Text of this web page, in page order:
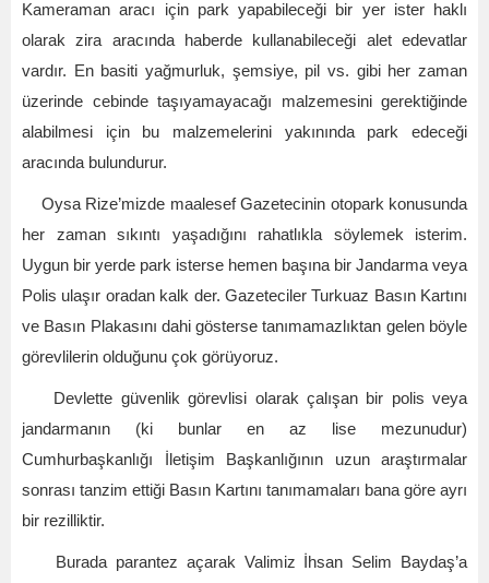
Kameraman aracı için park yapabileceği bir yer ister haklı
olarak zira aracında haberde kullanabileceği alet edevatlar
vardır. En basiti yağmurluk, şemsiye, pil vs. gibi her zaman
üzerinde cebinde taşıyamayacağı malzemesini gerektiğinde
alabilmesi için bu malzemelerini yakınında park edeceği
aracında bulundurur.
Oysa Rize’mizde maalesef Gazetecinin otopark konusunda
her zaman sıkıntı yaşadığını rahatlıkla söylemek isterim.
Uygun bir yerde park isterse hemen başına bir Jandarma veya
Polis ulaşır oradan kalk der. Gazeteciler Turkuaz Basın Kartını
ve Basın Plakasını dahi gösterse tanımamazlıktan gelen böyle
görevlilerin olduğunu çok görüyoruz.
Devlette güvenlik görevlisi olarak çalışan bir polis veya
jandarmanın (ki bunlar en az lise mezunudur)
Cumhurbaşkanlığı İletişim Başkanlığının uzun araştırmalar
sonrası tanzim ettiği Basın Kartını tanımamaları bana göre ayrı
bir rezilliktir.
Burada parantez açarak Valimiz İhsan Selim Baydaş’a